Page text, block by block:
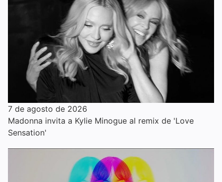
7 de agosto de 2026
Madonna invita a Kylie Minogue al remix de 'Love
Sensation'